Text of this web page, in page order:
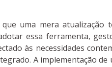
uma mera atualização
essa ferramenta,
às necessidades
A implementação